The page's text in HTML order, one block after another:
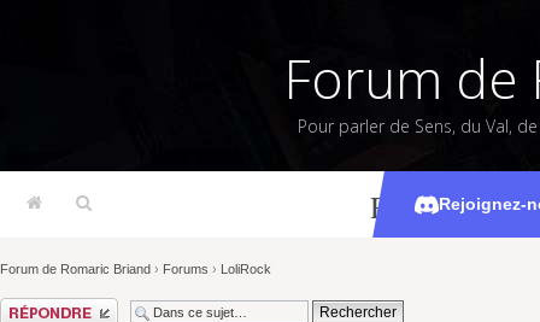
Forum de
Pour parler de Sens, du Val,
Rejoignez-
Rapport de
Forum de Romaric Briand › Forums › LoliRock
Répondre